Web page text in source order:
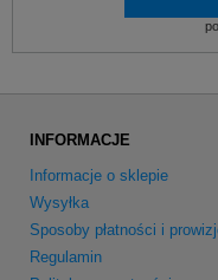
INFORMACJE
Informacje o sklepie
Wysyłka
Sposoby płatności i
Regulamin